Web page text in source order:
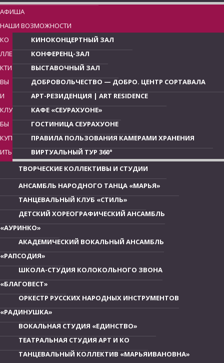
АФИША
НАШИ ВОЗМОЖНОСТИ
КИНОКОНЦЕРТНЫЙ ЗАЛ
КОНФЕРЕНЦ-ЗАЛ
ВЫСТАВОЧНЫЙ ЗАЛ
ДОБРОВОЛЬЧЕСТВО — ДОБРО. ЦЕНТР СОРТАВАЛА
АРТ-РЕЗИДЕНЦИЯ | ART RESIDENCE
КАФЕ «СЕУРАХУОНЕ»
ГОСТИНИЦА СЕУРАХУОНЕ
ПРАВИЛА ПОЛЬЗОВАНИЯ КАМЕРАМИ ХРАНЕНИЯ
ВИРТУАЛЬНЫЙ ТУР 360°
КО
ЛЛЕ
КТИ
ВЫ
И
КЛУ
БЫ
ТВОРЧЕСКИЕ КОЛЛЕКТИВЫ И СТУДИИ
АНСАМБЛЬ НАРОДНОГО ТАНЦА «МАРЬЯ»
ТАНЦЕВАЛЬНЫЙ КЛУБ «СТИЛЬ»
ДЕТСКИЙ ХОРЕОГРАФИЧЕСКИЙ АНСАМБЛЬ
«АУРИНКО»
АКАДЕМИЧЕСКИЙ ВОКАЛЬНЫЙ АНСАМБЛЬ
«РАПСОДИЯ»
ШКОЛА-СТУДИЯ КОЛОКОЛЬНОГО ЗВОНА
«БЛАГОВЕСТ»
ОРКЕСТР РУССКИХ НАРОДНЫХ ИНСТРУМЕНТОВ
«РАДИНУШКА»
ВОКАЛЬНАЯ СТУДИЯ «ЕДИНСТВО»
ТЕАТРАЛЬНАЯ СТУДИЯ АРТ И КО
ТАНЦЕВАЛЬНЫЙ КОЛЛЕКТИВ «МАРЬЯИВАНОВНА»
КУП
ИТЬ